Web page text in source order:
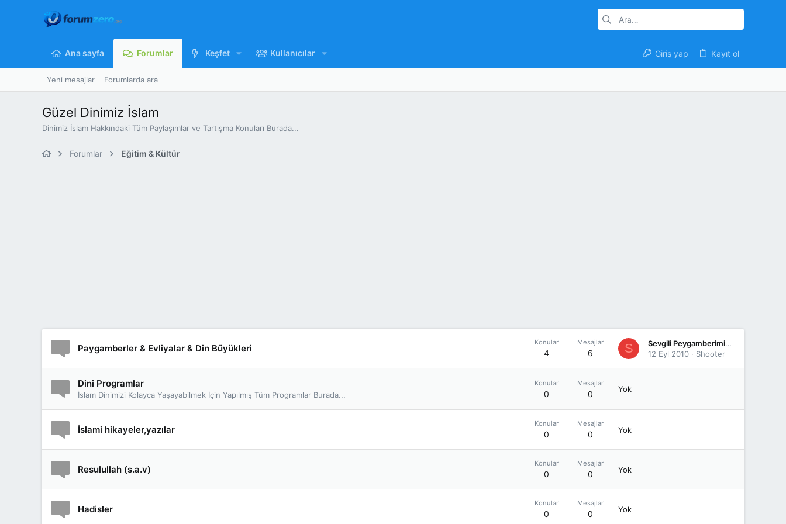
Ana sayfa Forumlar Keşfet Kullanıcılar Giriş yap Kayıt ol
Yeni mesajlar Forumlarda ara
Güzel Dinimiz İslam
Dinimiz İslam Hakkındaki Tüm Paylaşımlar ve Tartışma Konuları Burada...
Forumlar Eğitim & Kültür
Paygamberler & Evliyalar & Din Büyükleri
Konular
4
Mesajlar
6 S
Sevgili Peygamberimiz Hz. Muhammed'in (s.a.v) hayatı (571-632)
12 Eyl 2010
Shooter
Dini Programlar
İslam Dinimizi Kolayca Yaşayabilmek İçin Yapılmış Tüm Programlar Burada...
Konular
0
Mesajlar
0 Yok
İslami hikayeler,yazılar
Konular
0
Mesajlar
0 Yok
Resulullah (s.a.v)
Konular
0
Mesajlar
0 Yok
Hadisler
Konular
0
Mesajlar
0 Yok